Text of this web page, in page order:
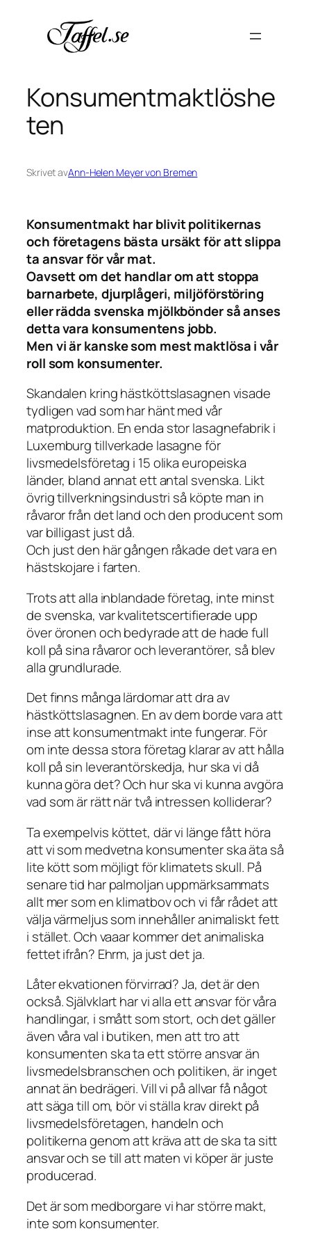
innehåll
Konsumentmaktlöshe
ten
Skrivet avAnn-Helen Meyer von Bremen
Konsumentmakt har blivit politikernas
och företagens bästa ursäkt för att slippa
ta ansvar för vår mat.
Oavsett om det handlar om att stoppa
barnarbete, djurplågeri, miljöförstöring
eller rädda svenska mjölkbönder så anses
detta vara konsumentens jobb.
Men vi är kanske som mest maktlösa i vår
roll som konsumenter.
Skandalen kring hästköttslasagnen visade
tydligen vad som har hänt med vår
matproduktion. En enda stor lasagnefabrik i
Luxemburg tillverkade lasagne för
livsmedelsföretag i 15 olika europeiska
länder, bland annat ett antal svenska. Likt
övrig tillverkningsindustri så köpte man in
råvaror från det land och den producent som
var billigast just då.
Och just den här gången råkade det vara en
hästskojare i farten.
Trots att alla inblandade företag, inte minst
de svenska, var kvalitetscertifierade upp
över öronen och bedyrade att de hade full
koll på sina råvaror och leverantörer, så blev
alla grundlurade.
Det finns många lärdomar att dra av
hästköttslasagnen. En av dem borde vara att
inse att konsumentmakt inte fungerar. För
om inte dessa stora företag klarar av att hålla
koll på sin leverantörskedja, hur ska vi då
kunna göra det? Och hur ska vi kunna avgöra
vad som är rätt när två intressen kolliderar?
Ta exempelvis köttet, där vi länge fått höra
att vi som medvetna konsumenter ska äta så
lite kött som möjligt för klimatets skull. På
senare tid har palmoljan uppmärksammats
allt mer som en klimatbov och vi får rådet att
välja värmeljus som innehåller animaliskt fett
i stället. Och vaaar kommer det animaliska
fettet ifrån? Ehrm, ja just det ja.
Låter ekvationen förvirrad? Ja, det är den
också. Självklart har vi alla ett ansvar för våra
handlingar, i smått som stort, och det gäller
även våra val i butiken, men att tro att
konsumenten ska ta ett större ansvar än
livsmedelsbranschen och politiken, är inget
annat än bedrägeri. Vill vi på allvar få något
att säga till om, bör vi ställa krav direkt på
livsmedelsföretagen, handeln och
politikerna genom att kräva att de ska ta sitt
ansvar och se till att maten vi köper är juste
producerad.
Det är som medborgare vi har större makt,
inte som konsumenter.